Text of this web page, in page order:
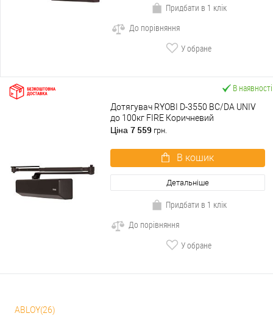
Придбати в 1 клік
До порівняння
У обране
В наявності
Дотягувач RYOBI D-3550 BC/DA UNIV
до 100кг FIRE Коричневий
Ціна 7 559 грн.
В кошик
Детальніше
Придбати в 1 клік
До порівняння
У обране
ABLOY(26)